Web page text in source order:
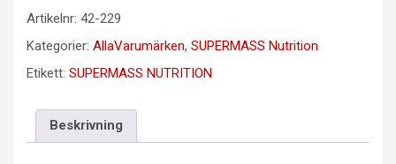
Artikelnr: 42-229
Kategorier: AllaVarumärken, SUPERMASS Nutrition
Etikett: SUPERMASS NUTRITION
Beskrivning